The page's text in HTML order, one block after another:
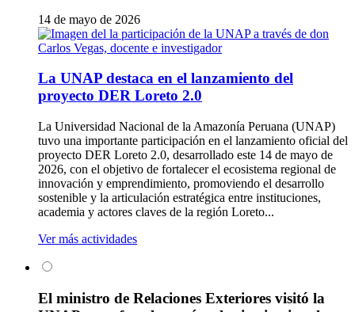
14 de mayo de 2026
La UNAP destaca en el lanzamiento del
proyecto DER Loreto 2.0
La Universidad Nacional de la Amazonía Peruana (UNAP)
tuvo una importante participación en el lanzamiento oficial del
proyecto DER Loreto 2.0, desarrollado este 14 de mayo de
2026, con el objetivo de fortalecer el ecosistema regional de
innovación y emprendimiento, promoviendo el desarrollo
sostenible y la articulación estratégica entre instituciones,
academia y actores claves de la región Loreto...
Ver más actividades
El ministro de Relaciones Exteriores visitó la